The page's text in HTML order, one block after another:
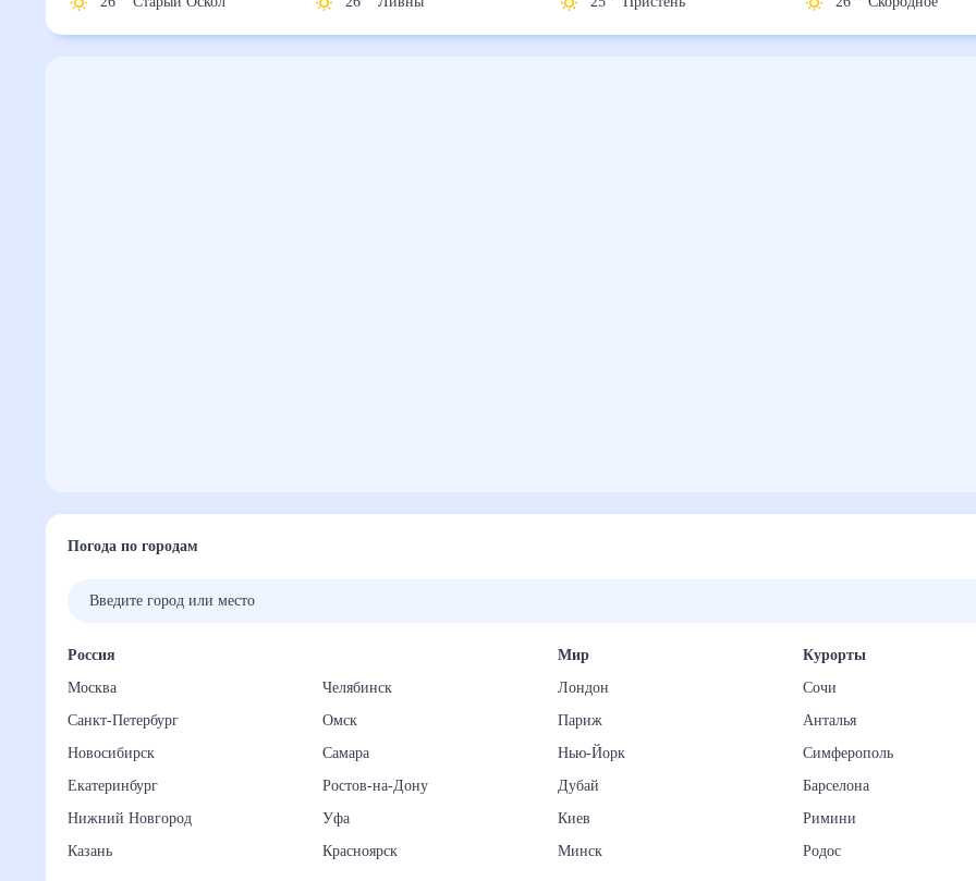
Погода по городам
Россия
Москва
Санкт-Петербург
Новосибирск
Екатеринбург
Нижний Новгород
Казань
Челябинск
Омск
Самара
Ростов-на-Дону
Уфа
Красноярск
Мир
Лондон
Париж
Нью-Йорк
Дубай
Киев
Минск
Курорты
Сочи
Анталья
Симферополь
Барселона
Римини
Родос